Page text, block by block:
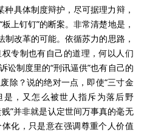
具体制度辩护，尽可据理力辩，
上钉钉”的断案。非常清楚地是，
制改革的可能。依循苏力的思路，
专制也有自己的道理，何以人们
讼制度里的“刑讯逼供”也有自己的
除？说的绝对一点，即使“三寸金
，又怎么被世人指斥为落后野
”并非就是认定世间万事真的毫无
化，只是意在强调尊重个人价值